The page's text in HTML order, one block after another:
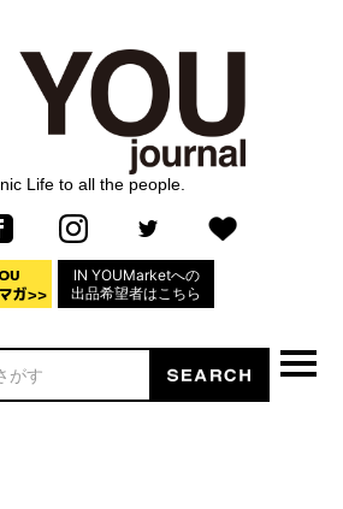
Life to all the people.
IN YOUMarketへの
出品希望者はこちら